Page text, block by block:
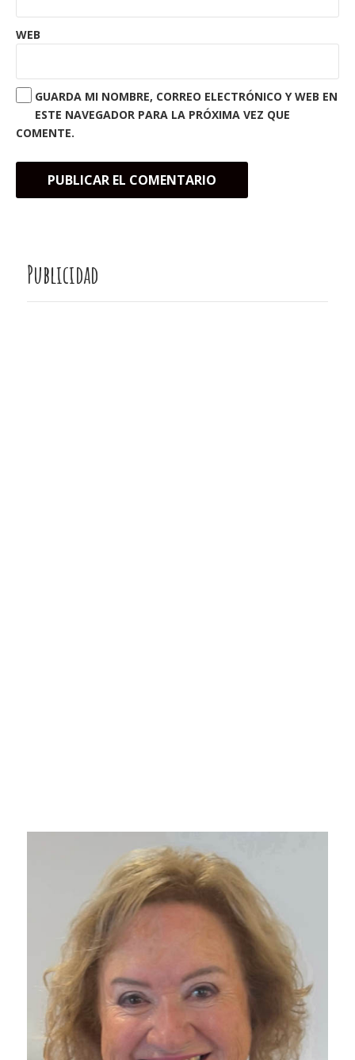
WEB
GUARDA MI NOMBRE, CORREO ELECTRÓNICO Y WEB EN
ESTE NAVEGADOR PARA LA PRÓXIMA VEZ QUE
COMENTE.
Publicidad